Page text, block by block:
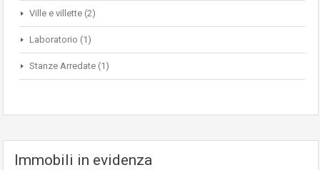
Ville e villette (2)
Laboratorio (1)
Stanze Arredate (1)
Immobili in evidenza